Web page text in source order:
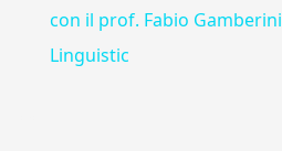
con il prof. Fabio
Linguistic